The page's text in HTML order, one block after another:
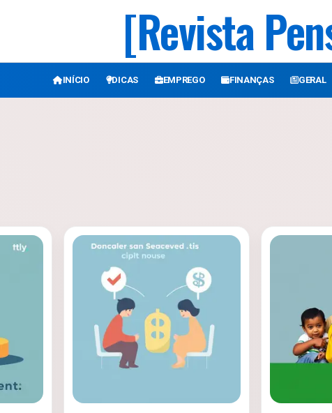
[Revista
INÍCIO DICAS EMPREGO FINANÇAS GERAL